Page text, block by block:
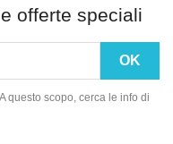
offerte speciali
questo scopo, cerca le info di